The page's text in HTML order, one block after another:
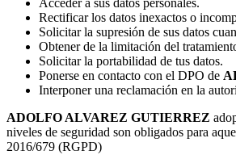
Acceder a sus datos personales.
Rectificar los datos inexactos o
Solicitar la supresión de sus datos
Obtener de la limitación del
Solicitar la portabilidad de tus datos.
Ponerse en contacto con el DPO de
Interponer una reclamación en la
ADOLFO ALVAREZ GUTIERREZ
niveles de seguridad son obligados para
2016/679 (RGPD)